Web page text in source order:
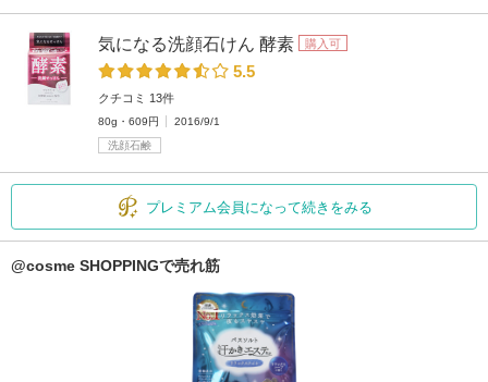
気になる洗顔石けん 酵素 購入可
5.5
クチコミ 13件
80g・609円
2016/9/1
洗顔石鹸
プレミアム会員になって続きをみる
@cosme SHOPPINGで売れ筋